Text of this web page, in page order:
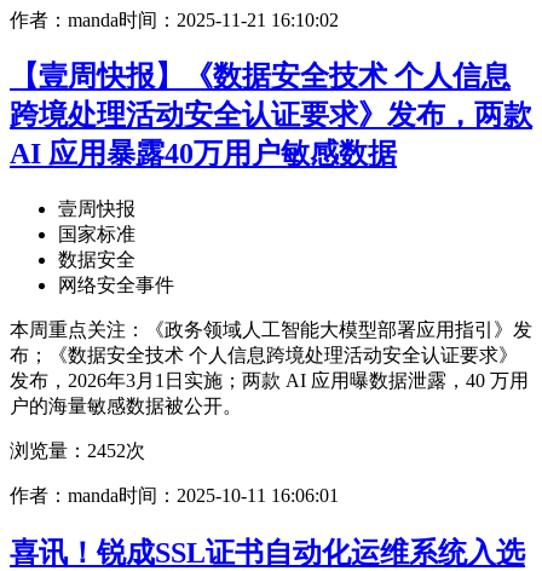
作者：manda时间：2025-11-21 16:10:02
【壹周快报】《数据安全技术 个人信息
跨境处理活动安全认证要求》发布，两款
AI 应用暴露40万用户敏感数据
壹周快报
国家标准
数据安全
网络安全事件
本周重点关注：《政务领域人工智能大模型部署应用指引》发
布；《数据安全技术 个人信息跨境处理活动安全认证要求》
发布，2026年3月1日实施；两款 AI 应用曝数据泄露，40 万用
户的海量敏感数据被公开。
浏览量：2452次
作者：manda时间：2025-10-11 16:06:01
喜讯！锐成SSL证书自动化运维系统入选